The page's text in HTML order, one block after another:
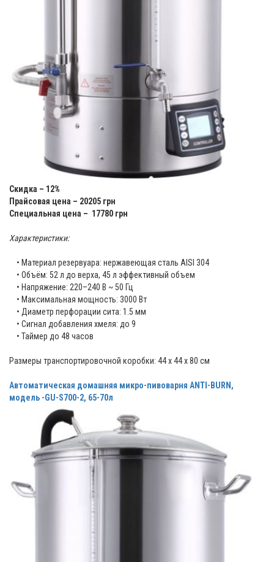
Скидка – 12%
Прайсовая цена – 20205 грн
Специальная цена – 17780 грн
Характеристики:
• Материал резервуара: нержавеющая сталь AISI 304
• Объём: 52 л до верха, 45 л эффективный объем
• Напряжение: 220–240 В ~ 50 Гц
• Максимальная мощность: 3000 Вт
• Диаметр перфорации сита: 1.5 мм
• Сигнал добавления хмеля: до 9
• Таймер до 48 часов
Размеры транспортировочной коробки: 44 х 44 х 80 см
Автоматическая домашняя микро-пивоварня ANTI-BURN,
модель -GU-S700-2, 65-70л